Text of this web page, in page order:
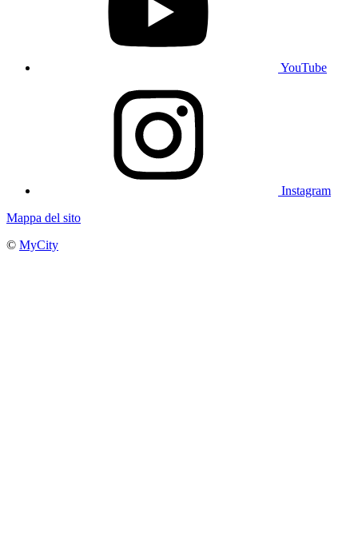
YouTube
Instagram
Mappa del sito
© MyCity